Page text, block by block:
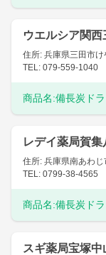
ウエルシア関
住所: 兵庫県三田市け
TEL: 079-559-1040
商品名:備長炭ド
レデイ薬局賀集
住所: 兵庫県南あわ
TEL: 0799-38-4565
商品名:備長炭ド
スギ薬局宝塚中